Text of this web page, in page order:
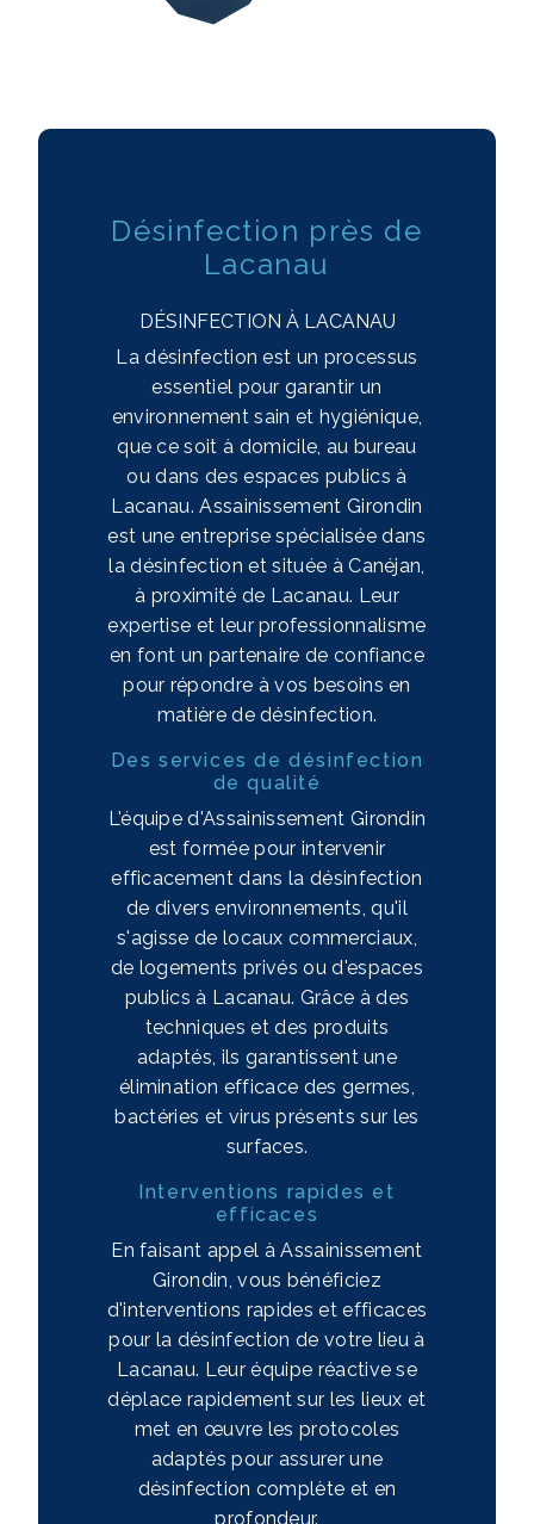
Désinfection près de
Lacanau
DÉSINFECTION À LACANAU
La désinfection est un processus
essentiel pour garantir un
environnement sain et hygiénique,
que ce soit à domicile, au bureau
ou dans des espaces publics à
Lacanau. Assainissement Girondin
est une entreprise spécialisée dans
la désinfection et située à Canéjan,
à proximité de Lacanau. Leur
expertise et leur professionnalisme
en font un partenaire de confiance
pour répondre à vos besoins en
matière de désinfection.
Des services de désinfection
de qualité
L'équipe d'Assainissement Girondin
est formée pour intervenir
efficacement dans la désinfection
de divers environnements, qu'il
s'agisse de locaux commerciaux,
de logements privés ou d'espaces
publics à Lacanau. Grâce à des
techniques et des produits
adaptés, ils garantissent une
élimination efficace des germes,
bactéries et virus présents sur les
surfaces.
Interventions rapides et
efficaces
En faisant appel à Assainissement
Girondin, vous bénéficiez
d'interventions rapides et efficaces
pour la désinfection de votre lieu à
Lacanau. Leur équipe réactive se
déplace rapidement sur les lieux et
met en œuvre les protocoles
adaptés pour assurer une
désinfection complète et en
profondeur.